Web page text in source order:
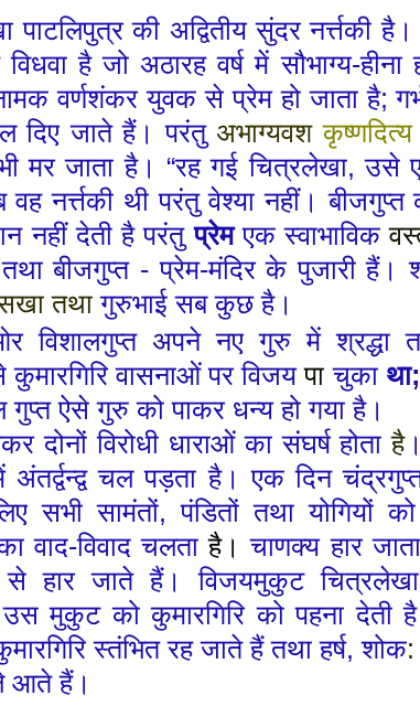
पाटलिपुत्र की अद्वितीय सुंदर नर्त्तकी
विधवा है जो अठारह वर्ष में सौभाग्य-हीना
वर्णशंकर युवक से प्रेम होजाताहै;
दिए जाते हैं।परंतु अभाग्यवश
मर जाता है। “रह गई चित्रलेखा,उसे
वह नर्त्तकी थी परंतु वेश्या नहीं।
नहीं देती है परंतुप्रेम एक स्वाभाविक
बीजगुप्त-प्रेम-मंदिर के पुजारी हैं।
तथागुरुभाई सब कुछ है।
विशालगुप्त अपने नए गुरु में श्रद्धा
कुमारगिरि वासनाओं पर विजयपाचुका था
गुप्तऐसे गुरु को पाकर धन्य हो गया है।
दोनों विरोधी धाराओं का संघर्षहोताहै
अंतर्द्वन्द्व चल पड़ता है। एक दिन
सभी सामंतों,पंडितों तथा योगियों
वाद-विवादचलताहै। चाणक्य हार
से हार जाते हैं। विजयमुकुट
मुकुट को कुमारगिरि कोपहना देती
स्तंभित रह जाते हैंतथाहर्ष,शोक
आते हैं।